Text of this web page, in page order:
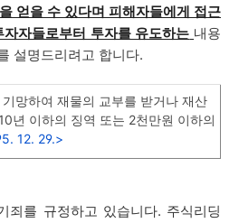
얻을 수 있다며 피해자들에게 접근
자들로부터 투자를 유도하는 내용
설명드리려고 합니다.
망하여 재물의 교부를 받거나 재산
년 이하의 징역 또는 2천만원 이하의
12. 29.>
죄를 규정하고 있습니다. 주식리딩